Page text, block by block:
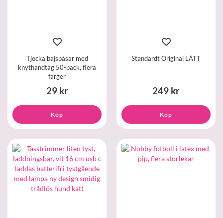
Tjocka bajspåsar med
knythandtag 50-pack, flera
färger
29 kr
Köp
Standardt Original LÄTT
249 kr
Köp